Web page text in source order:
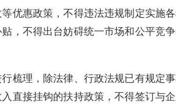
惠政策，不得违法违规制定实施
，不得出台妨碍统一市场和公平竞
理，除法律、行政法规已有规定
直接挂钩的扶持政策，不得签订与